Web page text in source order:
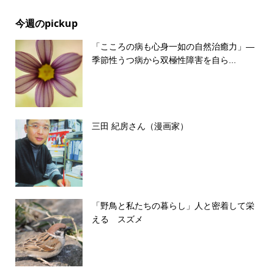
今週のpickup
「こころの病も心身一如の自然治癒力」―
季節性うつ病から双極性障害を自ら...
三田 紀房さん（漫画家）
「野鳥と私たちの暮らし」人と密着して栄
える スズメ